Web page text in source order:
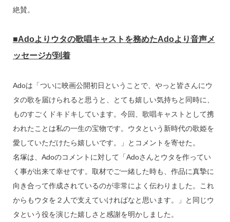
絶賛。
■Adoよりウタの歌唱キャストを務めたAdoより音声メ
ッセージが到着
Adoは「ついに映画公開初日ということで、やっと皆さんにウ
タの歌を届けられると思うと、とても嬉しい気持ちと同時に、
ものすごくドキドキしています。今回、歌唱キャストとして携
われたことは私の一生の宝物です。ウタという新時代の歌姫を
愛していただけたら嬉しいです。」とコメントを寄せた。
名塚は、Adoのコメントに対して「Adoさんとウタを作ってい
く事が出来て幸せです。取材でご一緒した時も、作品に真摯に
向き合って作成されているのが非常によく伝わりました。これ
からもウタを２人で支えていければなと思います。」と同じウ
タという役を演じた嬉しさと感謝を明かしました。